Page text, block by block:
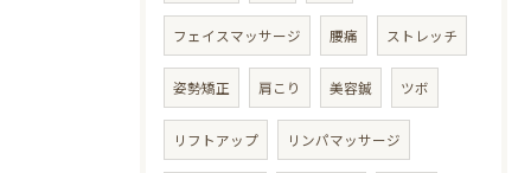
フェイスマッサージ 腰痛 ストレッチ
姿勢矯正 肩こり 美容鍼 ツボ
リフトアップ リンパマッサージ